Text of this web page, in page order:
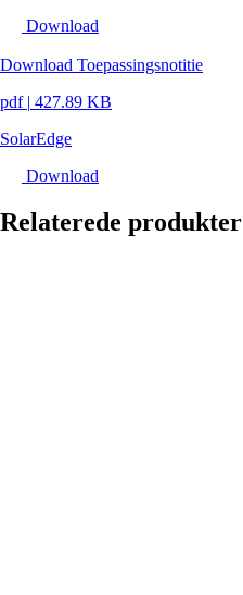
Download
Download Toepassingsnotitie
pdf | 427.89 KB
SolarEdge
Download
Relaterede produkter